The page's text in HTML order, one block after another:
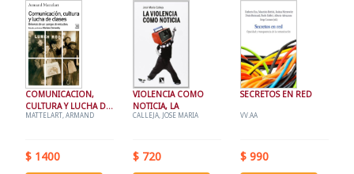
COMUNICACION,
CULTURA Y LUCHA DE
CLASES
MATTELART, ARMAND
$ 1400
VIOLENCIA COMO
NOTICIA, LA
CALLEJA, JOSE MARIA
$ 720
SECRETOS EN RED
VV.AA
$ 990